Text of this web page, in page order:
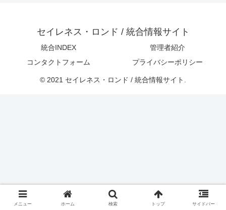
セイレネス・ロンド / 統合情報サイト
統合INDEX
管理者紹介
コンタクトフォーム
プライバシーポリシー
© 2021 セイレネス・ロンド / 統合情報サイト.
メニュー ホーム 検索 トップ サイドバー